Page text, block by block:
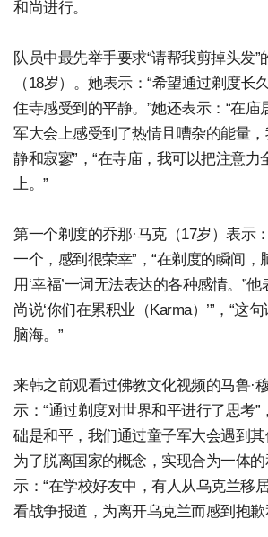
和尚进行。
队员中最先举手要求“请帮我剪掉头发”
（18岁）。她表示：“希望通过剃度长
住寺感受到的平静。”她还表示：“在庙
军大会上感受到了热情且嘈杂的能量
静和寂寥”，“在寺庙，我可以把注意力
上。”
第一个剃度的乔那·马克（17岁）表示
一个，感到很荣幸”，“在剃度的瞬间，
用‘幸福’一词无法表达的各种感情。”
尚说‘你们在累积业（Karma）’”，“这
脑海。”
来韩之前观看过佛教文化视频的马鲁·
示：“通过剃度对世界和平进行了思考”
础是和平，我们通过童子军大会遇到
为了脱离国家的概念，实现合为一体的
示：“在学校好友中，有人从乌克兰移
看战争报道，为离开乌克兰而感到抱歉